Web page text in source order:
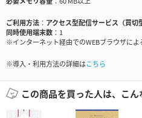
ご利用方法
アクセス型配信サービス（買切
同時使用端末数
1
※インターネット経由でのWEBブラウザによ
※導入・利用方法の詳細はこちら
この商品を買った人は、こん